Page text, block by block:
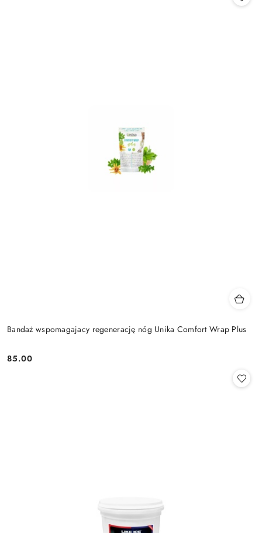
Bandaż wspomagajacy regenerację nóg Unika Comfort Wrap Plus
Cena:
85.00